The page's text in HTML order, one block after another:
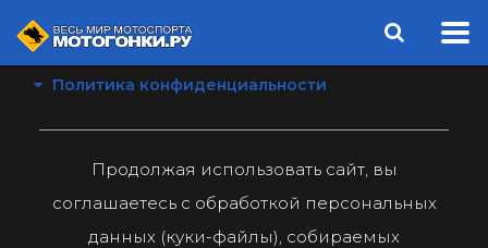
Политика конфиденциальности
Продолжая использовать сайт, вы
соглашаетесь с обработкой персональных
данных (куки-файлы), собираемых